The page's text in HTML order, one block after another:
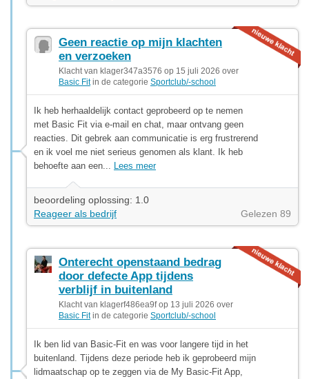
Geen reactie op mijn klachten
en verzoeken
Klacht van klager347a3576 op 15 juli 2026 over
Basic Fitin de categorie Sportclub/-school
Ik heb herhaaldelijk contact geprobeerd op te nemen
met Basic Fit via e-mail en chat, maar ontvang geen
reacties. Dit gebrek aan communicatie is erg frustrerend
en ik voel me niet serieus genomen als klant. Ik heb
behoefte aan een... Lees meer
beoordeling oplossing: 1.0
Reageer als bedrijf
Gelezen 89
Onterecht openstaand bedrag
door defecte App tijdens
verblijf in buitenland
Klacht van klagerf486ea9f op 13 juli 2026 over
Basic Fitin de categorie Sportclub/-school
Ik ben lid van Basic-Fit en was voor langere tijd in het
buitenland. Tijdens deze periode heb ik geprobeerd mijn
lidmaatschap op te zeggen via de My Basic-Fit App,